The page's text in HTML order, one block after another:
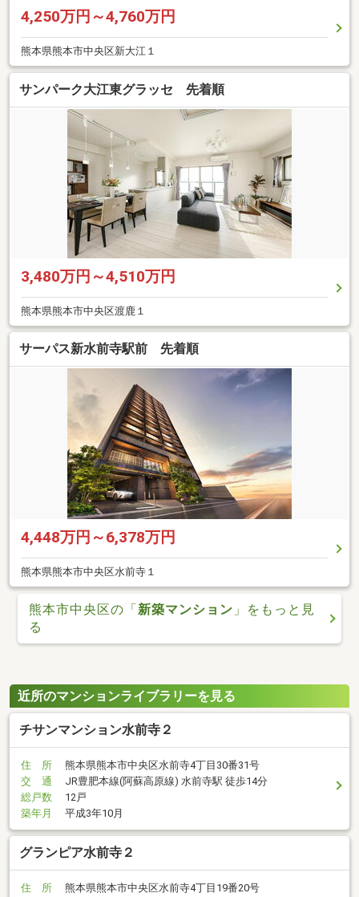
4,250万円～4,760万円
熊本県熊本市中央区新大江１
サンパーク大江東グラッセ 先着順
3,480万円～4,510万円
熊本県熊本市中央区渡鹿１
サーパス新水前寺駅前 先着順
4,448万円～6,378万円
熊本県熊本市中央区水前寺１
熊本市中央区の「新築マンション 」をもっと見
る
近所のマンションライブラリーを見る
チサンマンション水前寺２
住 所
熊本県熊本市中央区水前寺4丁目30番31号
交 通
JR豊肥本線(阿蘇高原線) 水前寺駅 徒歩14分
総戸数
12戸
築年月
平成3年10月
グランピア水前寺２
住 所
熊本県熊本市中央区水前寺4丁目19番20号